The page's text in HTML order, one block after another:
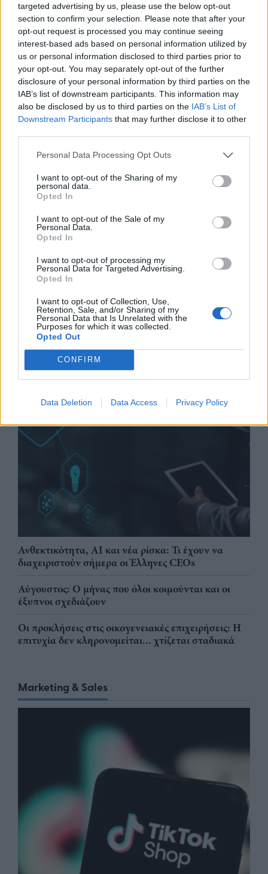
targeted advertising by us, please use the below opt-out
section to confirm your selection. Please note that after your
opt-out request is processed you may continue seeing
interest-based ads based on personal information utilized by
us or personal information disclosed to third parties prior to
your opt-out. You may separately opt-out of the further
disclosure of your personal information by third parties on the
IAB’s list of downstream participants. This information may
also be disclosed by us to third parties on the IAB’s List of
Downstream Participants that may further disclose it to other
Personal Data Processing Opt Outs
I want to opt-out of the Sharing of my
personal data.
Opted In
I want to opt-out of the Sale of my
Personal Data.
Opted In
I want to opt-out of processing my
Personal Data for Targeted Advertising.
Opted In
I want to opt-out of Collection, Use,
Retention, Sale, and/or Sharing of my
Personal Data that Is Unrelated with the
Purposes for which it was collected.
Opted Out
CONFIRM
Data Deletion Data Access Privacy Policy
Έως την Παρασκευή 31 Ιουλίου
2026 οι κρατήσεις Early Bird για
συμμετοχή στην EUROVINO
2027
28/07/26|15:14
Το ReGeneration παρουσιάζει το
πρώτο ReGen Career Fair
powered by The Hellenic
27/07/26| 13:57
Το φυσικό μεταλλικό νερό ΒΙΚΟΣ
24/07/26|16:45
Business Know-how
Ανθεκτικότητα, AI και νέα ρίσκα: Τι έχουν να
διαχειριστούν σήμερα οι Έλληνες CEOs
Αύγουστος: Ο μήνας που όλοι κοιμούνται και οι
έξυπνοι σχεδιάζουν
Οι προκλήσεις στις οικογενειακές επιχειρήσεις: Η
επιτυχία δεν κληρονομείται... χτίζεται σταδιακά
Marketing & Sales